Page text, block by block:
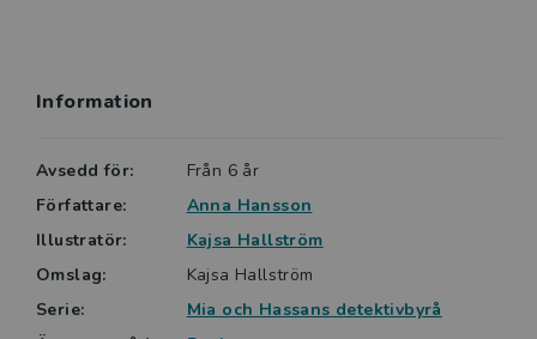
löser detektiverna mysteriet. Bilderna stärker
till barn i åldern 6-9 år.
Anna Hansson är läraren som sadlade om och blev
författare på heltid. Hon har hunnit skriva hundratals
(!) skön- och facklitterära böcker. Många av hennes
böcker är också bokserier.
Information
Avsedd för:
Från 6 år
Författare:
Anna Hansson
Illustratör:
Kajsa Hallström
Omslag:
Kajsa Hallström
Serie:
Mia och Hassans detektivbyrå